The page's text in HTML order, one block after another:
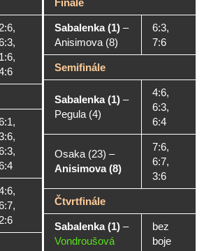
2:6,
1:6,
2:6
Finále
Sabalenka (1) –
Anisimova (8)
6:3,
7:6
Semifinále
Sabalenka (1) –
Pegula (4)
4:6,
6:3,
6:4
Osaka (23) –
Anisimova (8)
7:6,
6:7,
3:6
Čtvrtfinále
Sabalenka (1) –
Vondroušová
bez
boje